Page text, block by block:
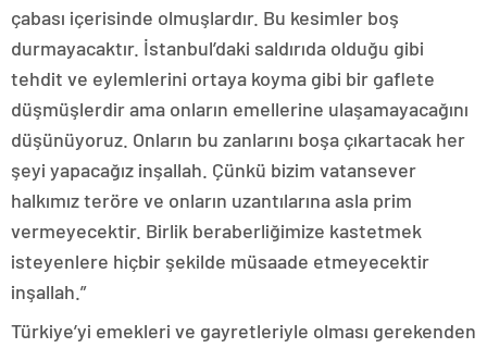
çabası içerisinde olmuşlardır. Bu kesimler boş
durmayacaktır. İstanbul’daki saldırıda olduğu gibi
tehdit ve eylemlerini ortaya koyma gibi bir gaflete
düşmüşlerdir ama onların emellerine ulaşamayacağını
düşünüyoruz. Onların bu zanlarını boşa çıkartacak her
şeyi yapacağız inşallah. Çünkü bizim vatansever
halkımız teröre ve onların uzantılarına asla prim
vermeyecektir. Birlik beraberliğimize kastetmek
isteyenlere hiçbir şekilde müsaade etmeyecektir
inşallah.”
Türkiye’yi emekleri ve gayretleriyle olması gerekenden